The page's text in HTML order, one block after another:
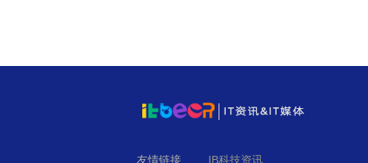
友情链接 IB科技资讯